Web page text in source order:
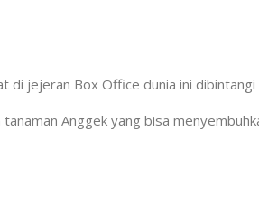
jejeran Box Office dunia ini
Anggek yang bisa